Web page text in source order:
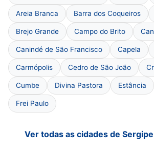
Areia Branca Barra dos Coqueiros
Brejo Grande Campo do Brito
Canindé de São Francisco Capela
Carmópolis Cedro de São João
Cumbe Divina Pastora Estância
Frei Paulo
Ver todas as cidades de